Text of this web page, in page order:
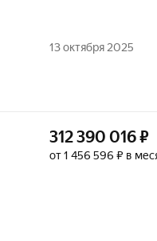
13 октября 2025
312 390 016₽
от 1 456 596 ₽ в